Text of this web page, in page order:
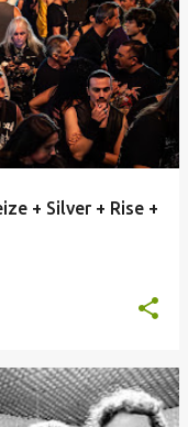
+ Silver + Rise +